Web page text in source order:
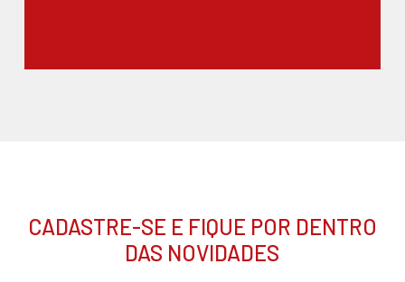
CADASTRE-SE E FIQUE POR DENTRO
DAS NOVIDADES